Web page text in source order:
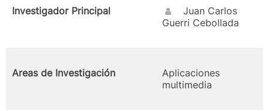
Investigador Principal
Juan Carlos
Guerri Cebollada
Areas de Investigación
Aplicaciones
multimedia